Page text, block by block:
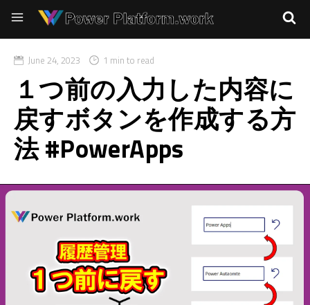
June 24, 2023 1 min to read
１つ前の入力した内容に
戻すボタンを作成する方
法 #PowerApps